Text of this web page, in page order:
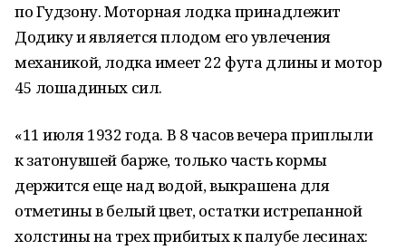
по Гудзону. Моторная лодка принадлежит
Додику и является плодом его увлечения
механикой, лодка имеет 22 фута длины и мотор
45 лошадиных сил.
«11 июля 1932 года. В 8 часов вечера приплыли
к затонувшей барже, только часть кормы
держится еще над водой, выкрашена для
отметины в белый цвет, остатки истрепанной
холстины на трех прибитых к палубе лесинах: